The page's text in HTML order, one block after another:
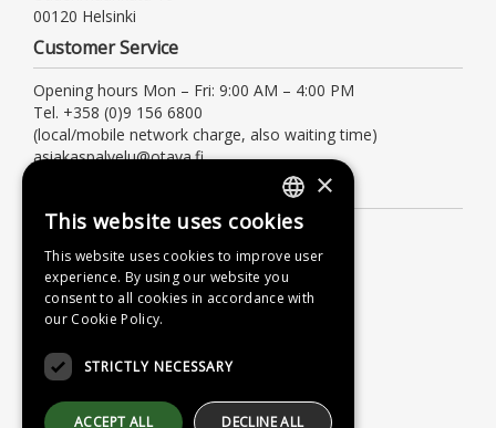
00120 Helsinki
Customer Service
Opening hours Mon – Fri: 9:00 AM – 4:00 PM
Tel. +358 (0)9 156 6800
(local/mobile network charge, also waiting time)
asiakaspalvelu@otava.fi
Terms of delivery
Instructions
Privacy Policy
Accessibility Statement
FINNISH
SWEDISH
ENGLISH
×
This website uses cookies
This website uses cookies to improve user
experience. By using our website you
consent to all cookies in accordance with
our Cookie Policy.
STRICTLY NECESSARY
ACCEPT ALL DECLINE ALL